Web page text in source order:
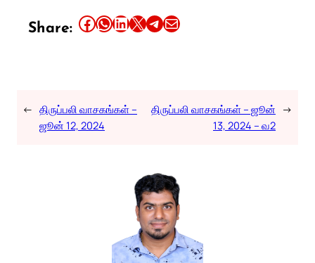
Share: Share this article on Facebook Share this article on WhatsApp Share this article on LinkedIn Share this article on X Share this article on TelegramEmail this Article
← திருப்பலி வாசகங்கள் –
ஜூன் 12, 2024
திருப்பலி வாசகங்கள் – ஜூன்
13, 2024 – வ2
→